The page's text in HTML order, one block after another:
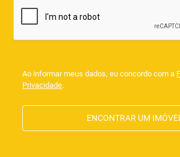
Ao informar meus dados, eu concordo com a
Privacidade.
ENCONTRAR UM